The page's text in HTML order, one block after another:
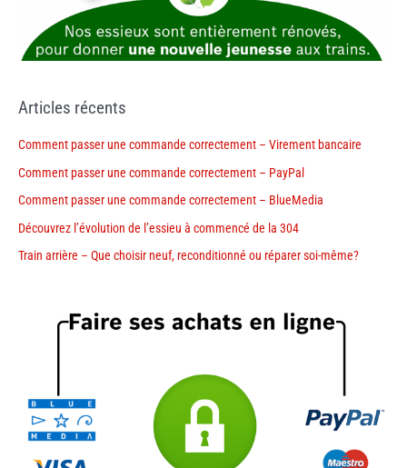
Articles récents
Comment passer une commande correctement – Virement bancaire
Comment passer une commande correctement – PayPal
Comment passer une commande correctement – BlueMedia
Découvrez l’évolution de l’essieu à commencé de la 304
Train arrière – Que choisir neuf, reconditionné ou réparer soi-même?